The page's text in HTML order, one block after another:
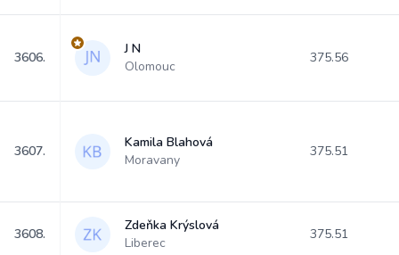
3606.
J N
Olomouc
375.56
3607.
Kamila Blahová
Moravany
375.51
3608.
Zdeňka Krýslová
Liberec
375.51